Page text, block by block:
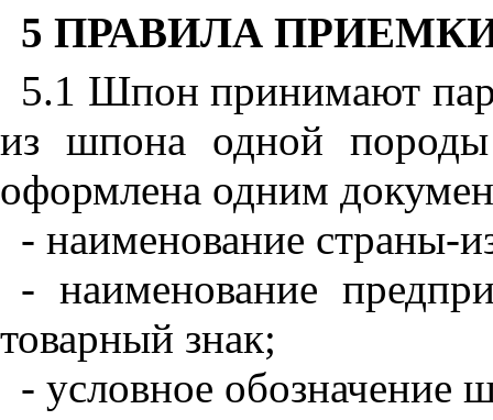
5 ПРАВИЛА
5.1 Шпон принимают
из шпона одной породы
оформлена одним
- наименование страны-
- наименование
товарный знак;
- условное обозначение